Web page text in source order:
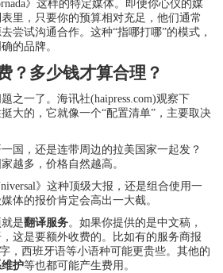
》这样的特定媒体。即便你心仪的媒
里，只要你的预算相对充足，他们通常
尝试沟通合作。这种“指哪打哪”的模式，
的品牌。
？多少钱才算合理？
之一了。海讯社(haipress.com)观察下
大的，它就像一个“配置清单”，主要取决
一国，还是连带周边的拉美国家一起发？
越多，价格自然越高。
》这种顶级大报，还是组合使用一
体的报价肯定会高出一大截。
是翻译服务。如果你提供的是中文稿，
这是要额外收费的。比如有的服务商报
，西班牙语等小语种可能更贵些。其他的
护等也都可能产生费用。